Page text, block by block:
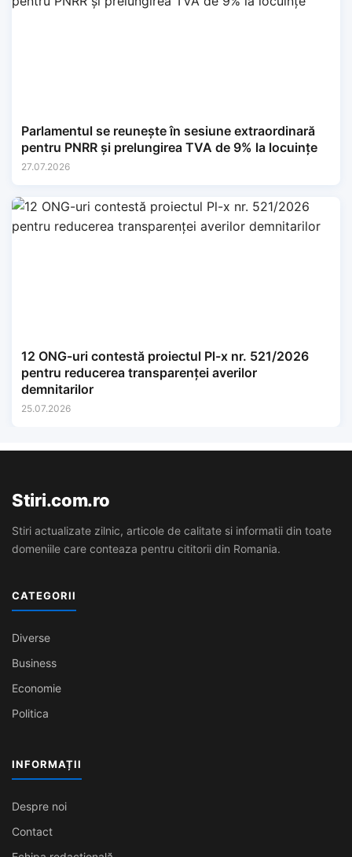
Parlamentul se reunește în sesiune extraordinară
pentru PNRR și prelungirea TVA de 9% la locuințe
27.07.2026
12 ONG-uri contestă proiectul Pl-x nr. 521/2026
pentru reducerea transparenței averilor
demnitarilor
25.07.2026
Stiri.com.ro
Stiri actualizate zilnic, articole de calitate si informatii din toate
domeniile care conteaza pentru cititorii din Romania.
CATEGORII
Diverse
Business
Economie
Politica
INFORMAȚII
Despre noi
Contact